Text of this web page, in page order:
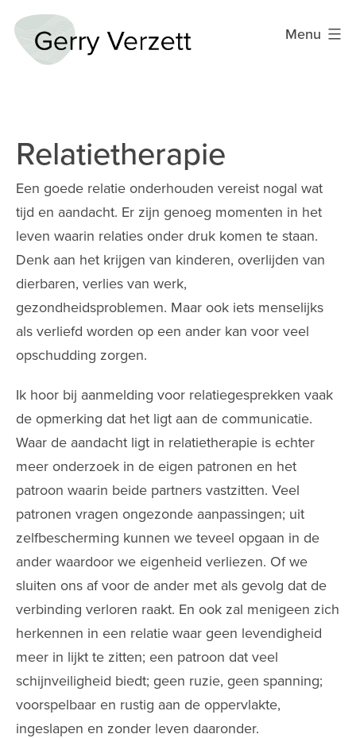
naar
Menu
Relatietherapie
Een goede relatie onderhouden vereist nogal wat
tijd en aandacht. Er zijn genoeg momenten in het
leven waarin relaties onder druk komen te staan.
Denk aan het krijgen van kinderen, overlijden van
dierbaren, verlies van werk,
gezondheidsproblemen. Maar ook iets menselijks
als verliefd worden op een ander kan voor veel
opschudding zorgen.
Ik hoor bij aanmelding voor relatiegesprekken vaak
de opmerking dat het ligt aan de communicatie.
Waar de aandacht ligt in relatietherapie is echter
meer onderzoek in de eigen patronen en het
patroon waarin beide partners vastzitten. Veel
patronen vragen ongezonde aanpassingen; uit
zelfbescherming kunnen we teveel opgaan in de
ander waardoor we eigenheid verliezen. Of we
sluiten ons af voor de ander met als gevolg dat de
verbinding verloren raakt. En ook zal menigeen zich
herkennen in een relatie waar geen levendigheid
meer in lijkt te zitten; een patroon dat veel
schijnveiligheid biedt; geen ruzie, geen spanning;
voorspelbaar en rustig aan de oppervlakte,
ingeslapen en zonder leven daaronder.